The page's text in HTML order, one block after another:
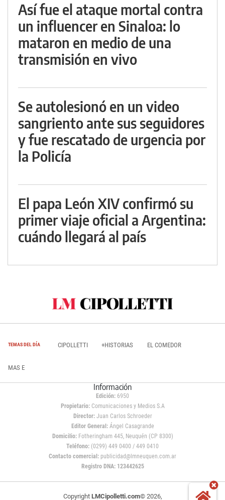
Así fue el ataque mortal contra
un influencer en Sinaloa: lo
mataron en medio de una
transmisión en vivo
Se autolesionó en un video
sangriento ante sus seguidores
y fue rescatado de urgencia por
la Policía
El papa León XIV confirmó su
primer viaje oficial a Argentina:
cuándo llegará al país
TEMAS DEL DÍA CIPOLLETTI +HISTORIAS EL COMEDOR
MAS E
Información
Edición: 6950
Propietario:Comunicaciones y Medios S.A
Director: Juan Carlos Schroeder
Editor General:Ángel Casagrande
Domicilio:Fotheringham 445, Neuquén (CP 8300)
Teléfono: (0299) 449 0400 / 449 0410
Contacto comercial: publicidad@lmneuquen.com.ar
Registro DNA: 123442625
Copyright LMCipolletti.com© 2026,